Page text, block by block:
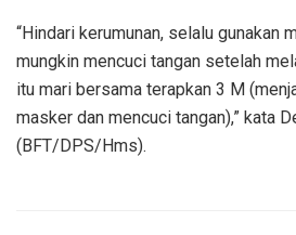
“Hindari kerumunan, selalu gunakan
mungkin mencuci tangan setelah
itu mari bersama terapkan 3 M
masker dan mencuci tangan),” kata
(BFT/DPS/Hms).